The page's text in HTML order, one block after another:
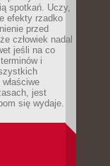
spotkań. Uczy,
efekty rzadko
przed
człowiek nadal
jeśli na co
i
jest
się wydaje.